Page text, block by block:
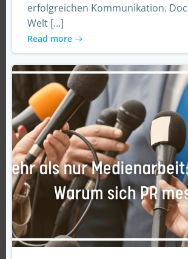
erfolgreichen Kommunikation.
Welt […]
Read more